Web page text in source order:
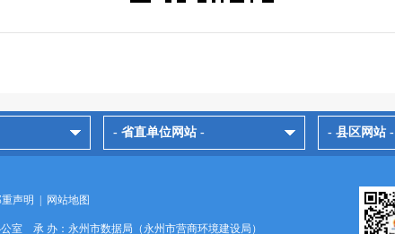
- 省直单位网站 - - 县区网站 -
声明 网站地图
室 承 办：永州市数据局（永州市营商环境建设局）